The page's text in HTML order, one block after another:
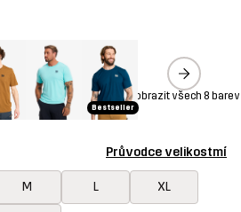
Bestseller
Zobrazit všech 8 barev
Průvodce velikostmí
M L XL